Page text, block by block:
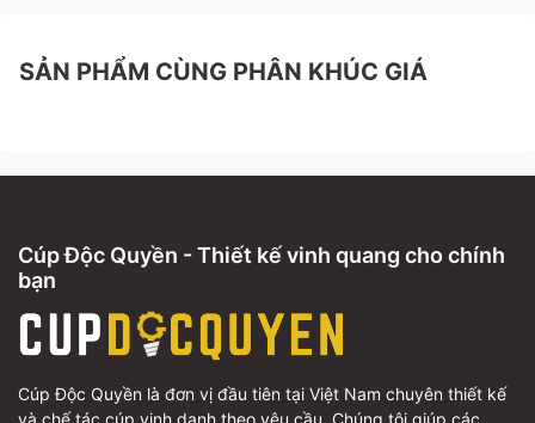
SẢN PHẨM CÙNG PHÂN KHÚC GIÁ
Cúp Độc Quyền - Thiết kế vinh quang cho chính
bạn
Cúp Độc Quyền là đơn vị đầu tiên tại Việt Nam chuyên thiết kế